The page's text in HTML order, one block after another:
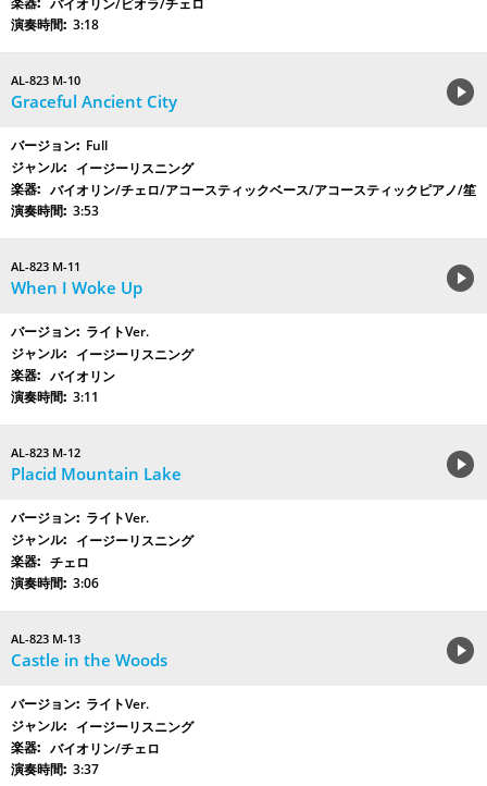
バイオリン/ビオラ/チェロ
3:18
AL-823 M-10
Graceful Ancient City
Full
イージーリスニング
バイオリン/チェロ/アコースティックベース/アコースティックピアノ/笙
3:53
AL-823 M-11
When I Woke Up
ライトVer.
イージーリスニング
バイオリン
3:11
AL-823 M-12
Placid Mountain Lake
ライトVer.
イージーリスニング
チェロ
3:06
AL-823 M-13
Castle in the Woods
ライトVer.
イージーリスニング
バイオリン/チェロ
3:37